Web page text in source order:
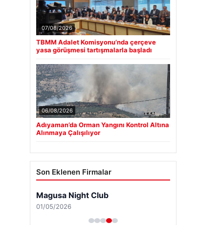
07/08/2026
TBMM Adalet Komisyonu’nda çerçeve
yasa görüşmesi tartışmalarla başladı
06/08/2026
Adıyaman’da Orman Yangını Kontrol Altına
Alınmaya Çalışılıyor
Son Eklenen Firmalar
Magusa Night Club
01/05/2026